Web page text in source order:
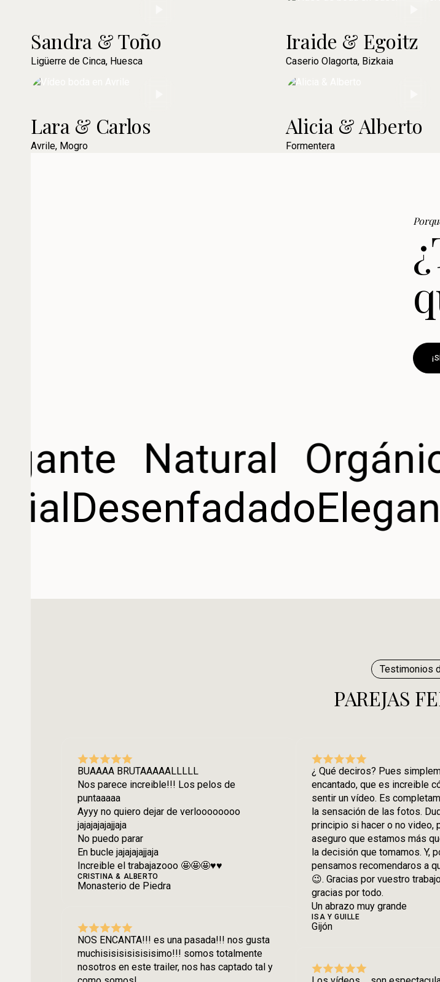
Sandra & Toño
Ligüerre de Cinca, Huesca
Iraide & Egoitz
Caserio Olagorta, Bizkaia
Lara & Carlos
Avrile, Mogro
Alicia & Alberto
Formentera
Natural
Desenfadado
Testimonios
PAREJAS
BUAAAA BRUTAAAAALLLLL
Nos parece increible!!! Los pelos de
puntaaaaa
Ayyy no quiero dejar de verloooooooo
jajajajajajjaja
No puedo parar
En bucle jajajajajjaja
Increible el trabajazooo 🤩🤩🤩♥️♥️
CRISTINA & ALBERTO
Monasterio de Piedra
NOS ENCANTA!!! es una pasada!!! nos gusta
muchisisisisisisisimo!!! somos totalmente
nosotros en este trailer, nos has captado tal y
¿ Qué deciros? Pues
encantado, que es increible
sentir un vídeo. Es
la sensación de las fotos.
principio si hacer o no video,
aseguro que estamos más
la decisión que tomamos. Y,
pensamos recomendaros a
😉. Gracias por vuestro
gracias por todo.
Un abrazo muy grande
ISA Y GUILLE
Gijón